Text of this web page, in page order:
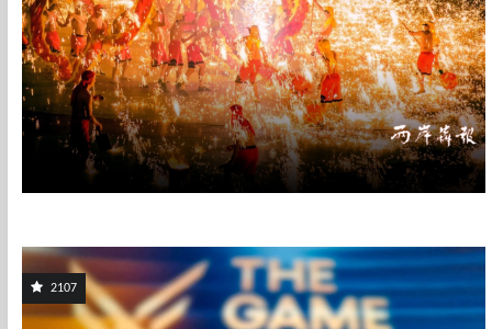
2107